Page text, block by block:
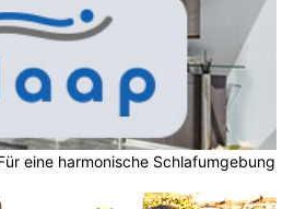
eine harmonische Schlafumgebung